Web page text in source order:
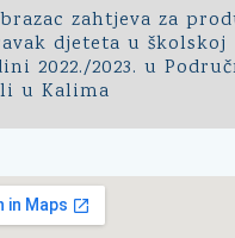
zahtjeva za
djeteta u školskoj
2022./2023. u
u Kalima